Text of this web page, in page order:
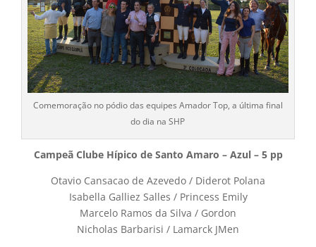
Comemoração no pódio das equipes Amador Top, a última final
do dia na SHP
Campeã Clube Hípico de Santo Amaro – Azul – 5 pp
Otavio Cansacao de Azevedo / Diderot Polana
Isabella Galliez Salles / Princess Emily
Marcelo Ramos da Silva / Gordon
Nicholas Barbarisi / Lamarck JMen